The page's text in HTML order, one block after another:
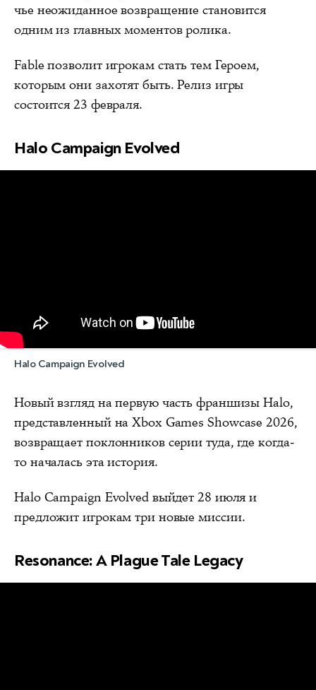
чье неожиданное возвращение становится
одним из главных моментов ролика.
Fable позволит игрокам стать тем Героем,
которым они захотят быть. Релиз игры
состоится 23 февраля.
Halo Campaign Evolved
Halo Campaign Evolved
Новый взгляд на первую часть франшизы Halo,
представленный на Xbox Games Showcase 2026,
возвращает поклонников серии туда, где когда-
то началась эта история.
Halo Campaign Evolved выйдет 28 июля и
предложит игрокам три новые миссии.
Resonance: A Plague Tale Legacy